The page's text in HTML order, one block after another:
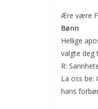
Ære være
Bønn
Hellige
valgte deg
R:
La oss be:
hans